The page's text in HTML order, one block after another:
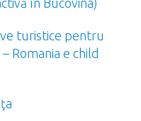
turistice pentru
Romania e child